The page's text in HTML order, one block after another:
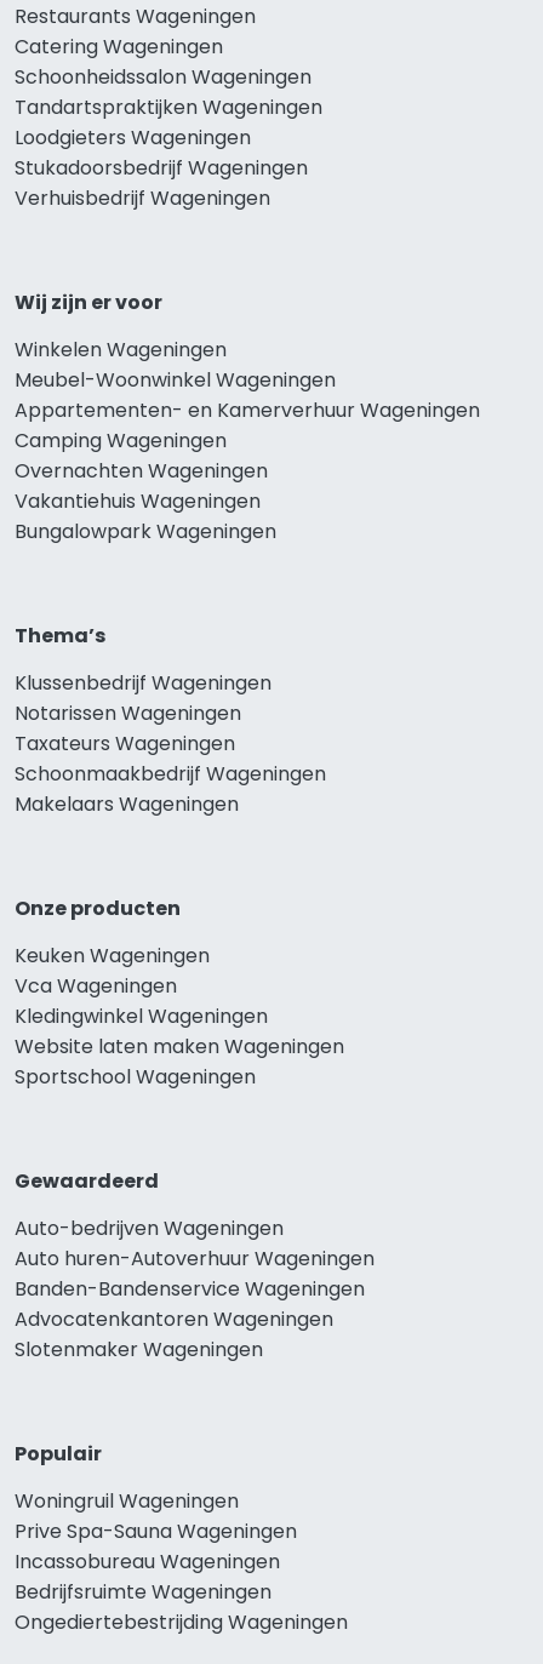
Restaurants Wageningen
Catering Wageningen
Schoonheidssalon Wageningen
Tandartspraktijken Wageningen
Loodgieters Wageningen
Stukadoorsbedrijf Wageningen
Verhuisbedrijf Wageningen
Wij zijn er voor
Winkelen Wageningen
Meubel-Woonwinkel Wageningen
Appartementen- en Kamerverhuur Wageningen
Camping Wageningen
Overnachten Wageningen
Vakantiehuis Wageningen
Bungalowpark Wageningen
Thema’s
Klussenbedrijf Wageningen
Notarissen Wageningen
Taxateurs Wageningen
Schoonmaakbedrijf Wageningen
Makelaars Wageningen
Onze producten
Keuken Wageningen
Vca Wageningen
Kledingwinkel Wageningen
Website laten maken Wageningen
Sportschool Wageningen
Gewaardeerd
Auto-bedrijven Wageningen
Auto huren-Autoverhuur Wageningen
Banden-Bandenservice Wageningen
Advocatenkantoren Wageningen
Slotenmaker Wageningen
Populair
Woningruil Wageningen
Prive Spa-Sauna Wageningen
Incassobureau Wageningen
Bedrijfsruimte Wageningen
Ongediertebestrijding Wageningen